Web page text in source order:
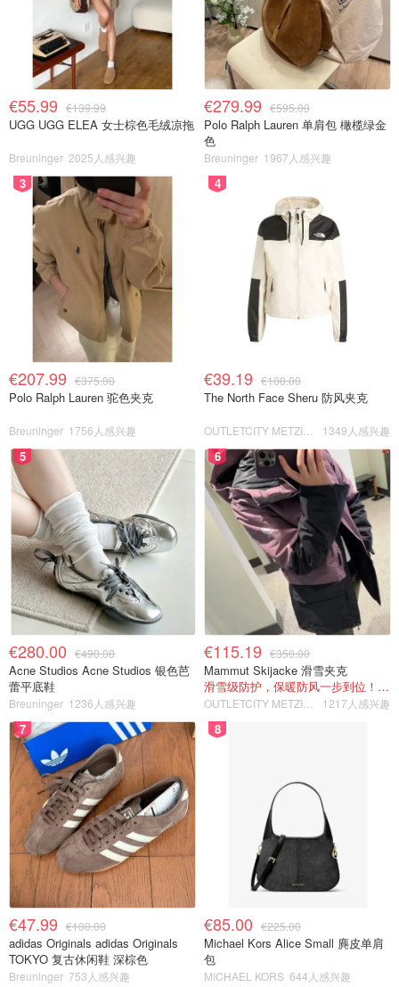
€55.99 €139.99
UGG UGG ELEA 女士棕色毛绒凉拖
Breuninger 2025人感兴趣
€279.99 €595.00
Polo Ralph Lauren 单肩包 橄榄绿金
色
Breuninger 1967人感兴趣
3
€207.99 €375.00
Polo Ralph Lauren 驼色夹克
Breuninger 1756人感兴趣
4
€39.19 €100.00
The North Face Sheru 防风夹克
1349人感兴趣
5
€280.00 €490.00
Acne Studios Acne Studios 银色芭
蕾平底鞋
Breuninger 1236人感兴趣
6
€115.19 €350.00
Mammut Skijacke 滑雪夹克
滑雪级防护，保暖防风一步到位！仅剩s！
1217人感兴趣
7
€47.99 €100.00
adidas Originals adidas Originals
TOKYO 复古休闲鞋 深棕色
Breuninger 753人感兴趣
8
€85.00 €225.00
Michael Kors Alice Small 麂皮单肩
包
MICHAEL KORS 644人感兴趣